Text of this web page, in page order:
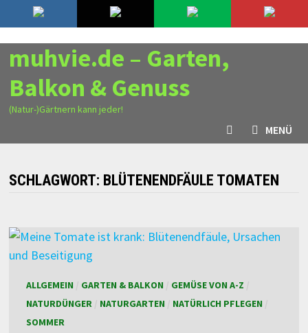
Zurück
zum
Inhalt
9. August 2026
muhvie.de – Garten,
Balkon & Genuss
(Natur-)Gärtnern kann jeder!
MENÜ
SCHLAGWORT: BLÜTENENDFÄULE TOMATEN
ALLGEMEIN GARTEN & BALKON GEMÜSE VON A-Z
NATURDÜNGER/ NATURGARTEN NATÜRLICH PFLEGEN
SOMMER